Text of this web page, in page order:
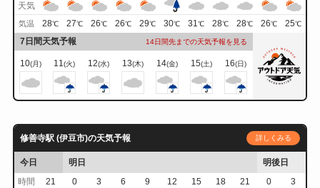
天気
気温 28℃ 27℃ 26℃ 26℃ 29℃ 30℃ 31℃ 28℃ 28℃ 26℃ 25℃
7日間天気予報 14日間先までの天気予報を見る
10(月) 11(火) 12(水) 13(木) 14(金) 15(土) 16(日)
修善寺駅 (伊豆市)の天気予報 詳しくみる
今日 明日
明後日
時間
21 0 3 6 9 12 15 18 21 0
3